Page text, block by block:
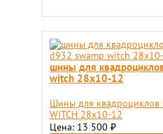
шины для
witch 28x10-12
Шины для квадроциклов
WITCH 28x10-12
Цена: 13 500 ₽